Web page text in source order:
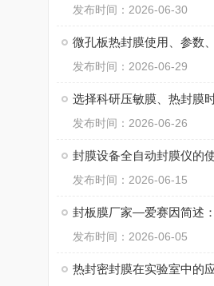
发布时间：2026-06-30
发布时间：2026-06-29
发布时间：2026-06-26
封膜设备全自动封膜仪的
发布时间：2026-06-15
发布时间：2026-06-05
热封密封膜在实验室中的